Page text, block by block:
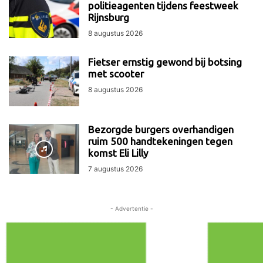
politieagenten tijdens feestweek
Rijnsburg
8 augustus 2026
Fietser ernstig gewond bij botsing
met scooter
8 augustus 2026
Bezorgde burgers overhandigen
ruim 500 handtekeningen tegen
komst Eli Lilly
7 augustus 2026
- Advertentie -